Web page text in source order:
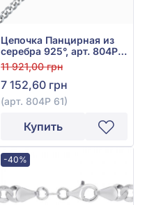
Цепочка Панцирная из
серебра 925°, арт. 804Р
61
11 921,00 грн
7 152,60 грн
(арт. 804Р 61)
Купить
-40%